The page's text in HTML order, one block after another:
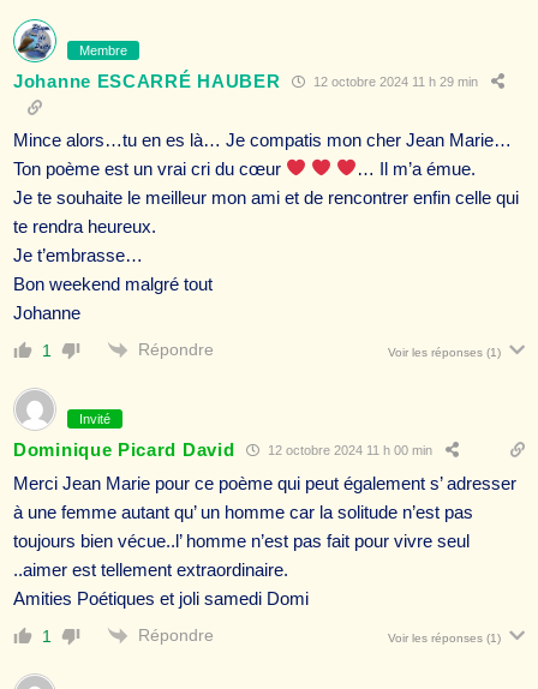
Membre
Johanne ESCARRÉ HAUBER 12 octobre 2024 11 h 29 min
Mince alors…tu en es là… Je compatis mon cher Jean Marie…
Ton poème est un vrai cri du cœur
… Il m’a émue.
Je te souhaite le meilleur mon ami et de rencontrer enfin celle qui
te rendra heureux.
Je t’embrasse…
Bon weekend malgré tout
Johanne
1 Répondre Voir les réponses (1)
Invité
Dominique Picard David 12 octobre 2024 11 h 00 min
Merci Jean Marie pour ce poème qui peut également s’ adresser
à une femme autant qu’ un homme car la solitude n’est pas
toujours bien vécue..l’ homme n’est pas fait pour vivre seul
..aimer est tellement extraordinaire.
Amities Poétiques et joli samedi Domi
1 Répondre Voir les réponses (1)